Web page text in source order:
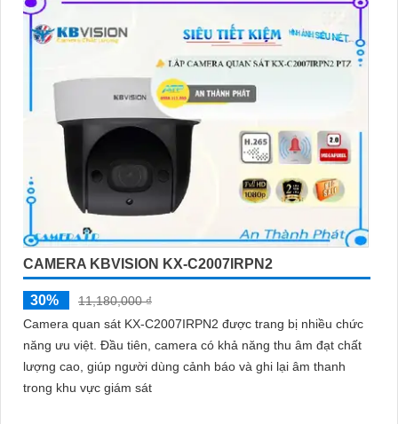
CAMERA KBVISION KX-C2007IRPN2
30%
11,180,000 ₫
Camera quan sát KX-C2007IRPN2 được trang bị nhiều chức
năng ưu việt. Đầu tiên, camera có khả năng thu âm đạt chất
lượng cao, giúp người dùng cảnh báo và ghi lại âm thanh
trong khu vực giám sát